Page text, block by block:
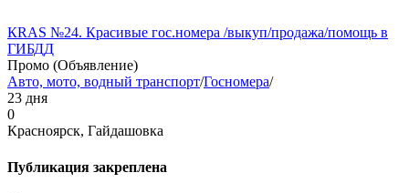
КRAS №24. Красивые гос.номера /выкуп/продажа/помощь в
ГИБДД
Промо (Объявление)
Авто, мото, водный транспорт/Госномера/
23 дня
0
Красноярск, Гайдашовка
Публикация закреплена